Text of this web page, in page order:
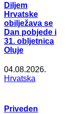
Diljem
Hrvatske
obilježava se
Dan pobjede i
31. obljetnica
Oluje
04.08.2026.
Hrvatska
Priveden